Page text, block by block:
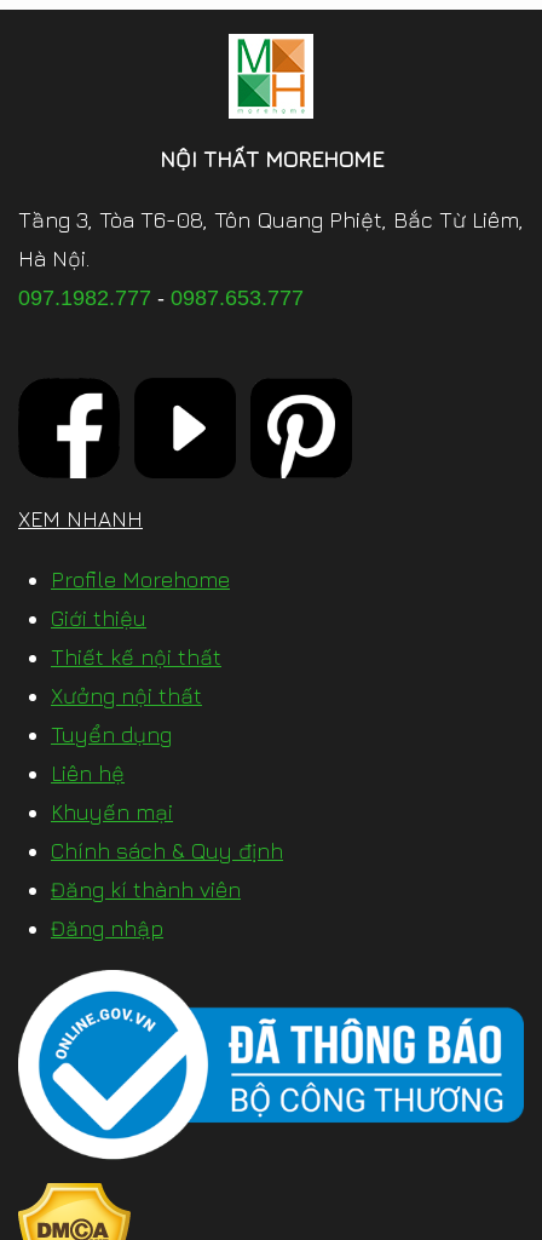
NỘI THẤT MOREHOME
Tầng 3, Tòa T6-08, Tôn Quang Phiệt, Bắc Từ Liêm,
Hà Nội.
097.1982.777 - 0987.653.777
XEM NHANH
Profile Morehome
Giới thiệu
Thiết kế nội thất
Xưởng nội thất
Tuyển dụng
Liên hệ
Khuyến mại
Chính sách & Quy định
Đăng kí thành viên
Đăng nhập